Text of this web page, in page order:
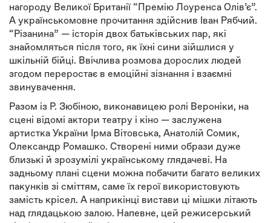
нагороду Великої Британії “Премію Лоуренса Олів’є”.
А українськомовне прочитання здійснив Іван Рябчий.
“Різанина” — історія двох батьківських пар, які
знайомляться після того, як їхні сини зійшлися у
шкільній бійці. Ввічлива розмова дорослих людей
згодом переростає в емоційні зізнання і взаємні
звинувачення.
Разом із Р. Зюбіною, виконавицею ролі Вероніки, на
сцені відомі актори театру і кіно — заслужена
артистка України Ірма Вітовська, Анатолій Сомик,
Олександр Ромашко. Створені ними образи дуже
близькі й зрозумілі українському глядачеві. На
задньому плані сцени можна побачити багато великих
пакунків зі сміттям, саме їх герої використовують
замість крісел. А наприкінці вистави ці мішки літають
над глядацькою залою. Напевне, цей режисерський